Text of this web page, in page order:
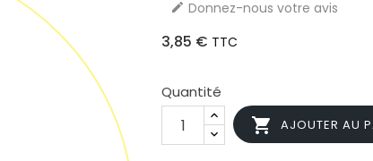
 Donnez-nous votre avis
3,85 € TTC
Quantité
 AJOUTER AU